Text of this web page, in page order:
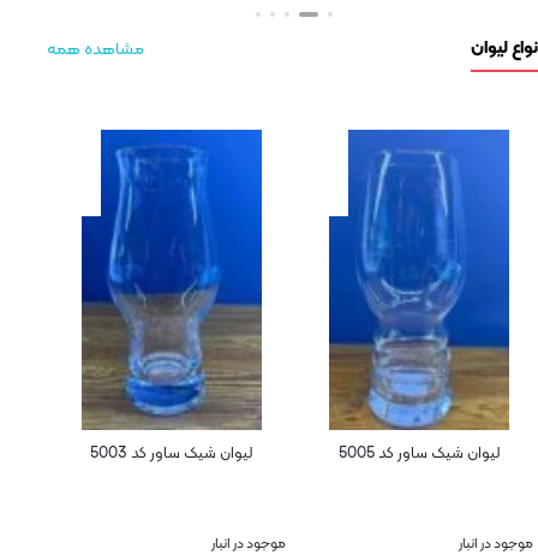
بستن
مشاهده همه
ساور کد 5005 لیوان شیک ساور کد 5003
موجود در انبار